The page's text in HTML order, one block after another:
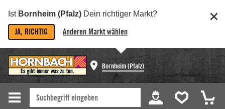
Ist Bornheim (Pfalz) Dein richtiger Markt?
JA, RICHTIG Anderen Markt wählen
Bornheim (Pfalz)